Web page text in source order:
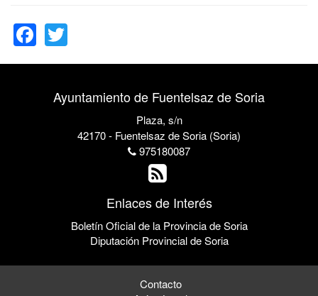
Facebook
Ayuntamiento de Fuentelsaz de Soria
Plaza, s/n
42170 - Fuentelsaz de Soria (Soria)
975180087
Enlaces de Interés
Boletín Oficial de la Provincia de Soria
Diputación Provincial de Soria
Contacto